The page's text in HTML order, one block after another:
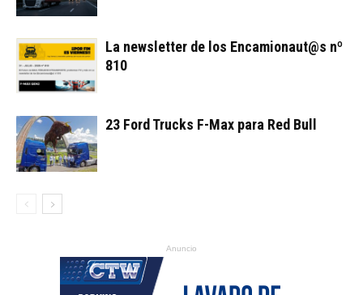
La newsletter de los Encamionaut@s nº
810
23 Ford Trucks F-Max para Red Bull
Anuncio